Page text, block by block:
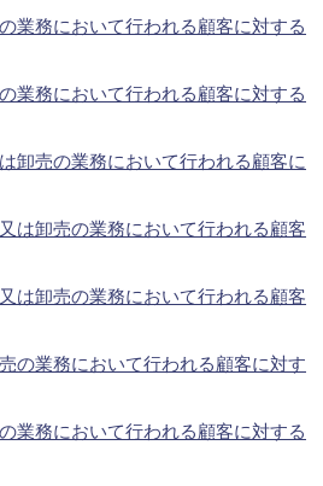
業務において行われる顧客に対する
業務において行われる顧客に対する
卸売の業務において行われる顧客に
は卸売の業務において行われる顧客
は卸売の業務において行われる顧客
の業務において行われる顧客に対す
業務において行われる顧客に対する